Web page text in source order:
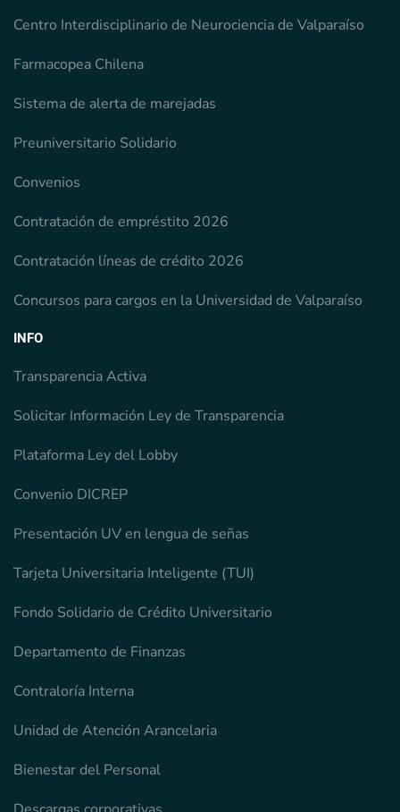
Centro Interdisciplinario de Neurociencia de Valparaíso
Farmacopea Chilena
Sistema de alerta de marejadas
Preuniversitario Solidario
Convenios
Contratación de empréstito 2026
Contratación líneas de crédito 2026
Concursos para cargos en la Universidad de Valparaíso
INFO
Transparencia Activa
Solicitar Información Ley de Transparencia
Plataforma Ley del Lobby
Convenio DICREP
Presentación UV en lengua de señas
Tarjeta Universitaria Inteligente (TUI)
Fondo Solidario de Crédito Universitario
Departamento de Finanzas
Contraloría Interna
Unidad de Atención Arancelaria
Bienestar del Personal